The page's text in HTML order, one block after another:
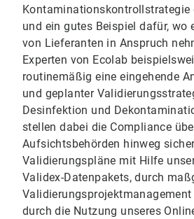
Kontaminationskontrollstrategie
und ein gutes Beispiel dafür, wo
von Lieferanten in Anspruch
Experten von Ecolab
routinemäßig eine eingehende
und geplanter
Desinfektion und
stellen dabei die Compliance
Aufsichtsbehörden hinweg
Validierungspläne mit Hilfe
Validex-Datenpakets, durch
durch die Nutzung unseres